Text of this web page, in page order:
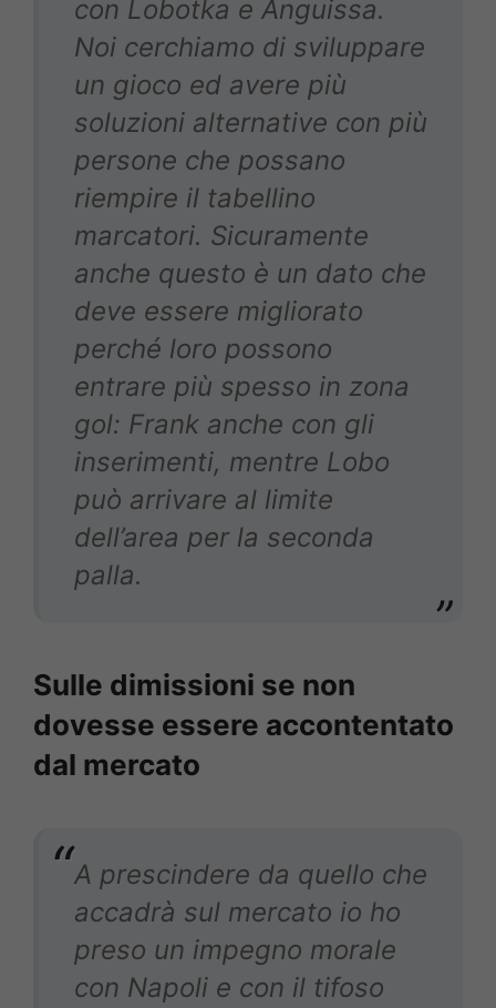
con Lobotka e Anguissa.
Noi cerchiamo di sviluppare
un gioco ed avere più
soluzioni alternative con più
persone che possano
riempire il tabellino
marcatori. Sicuramente
anche questo è un dato che
deve essere migliorato
perché loro possono
entrare più spesso in zona
gol: Frank anche con gli
inserimenti, mentre Lobo
può arrivare al limite
dell’area per la seconda
palla.
Sulle dimissioni se non
dovesse essere accontentato
dal mercato
A prescindere da quello che
accadrà sul mercato io ho
preso un impegno morale
con Napoli e con il tifoso